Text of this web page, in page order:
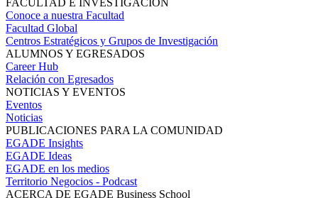
FACULTAD E INVESTIGACIÓN
Conoce a nuestra Facultad
Facultad Global
Centros Estratégicos y Grupos de Investigación
ALUMNOS Y EGRESADOS
Career Hub
Relación con Egresados
NOTICIAS Y EVENTOS
Eventos
Noticias
PUBLICACIONES PARA LA COMUNIDAD
EGADE Insights
EGADE Ideas
EGADE en los medios
Territorio Negocios - Podcast
ACERCA DE EGADE Business School